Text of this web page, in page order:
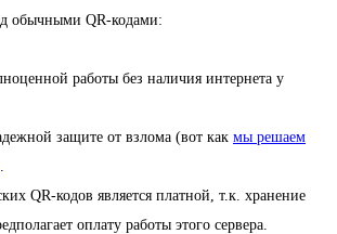
обычными QR-кодами:
работы без наличия интернета у
защите от взлома (вот как мы решаем
QR-кодов является платной, т.к. хранение
оплату работы этого сервера.